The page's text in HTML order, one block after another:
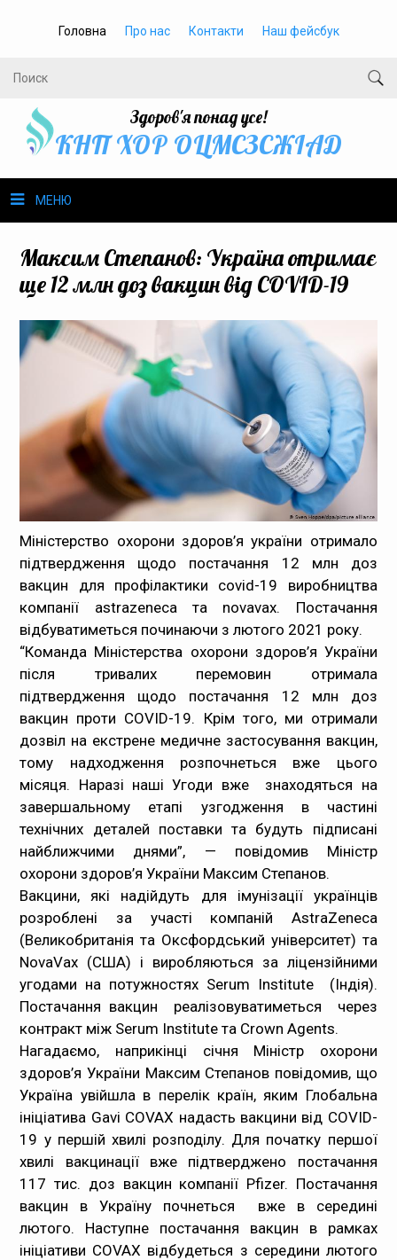
Головна Про нас Контакти Наш фейсбук
Здоров'я понад усе!
КНП ХОР ОЦМСЗСЖIАД
МЕНЮ
Громадське здоров’я
Безбар’єрність
Медпрацівникам
Статистика
Документи
Карта сайта
Максим Степанов: Україна отримає
ще 12 млн доз вакцин від COVID-19
Міністерство охорони здоров’я україни отримало
підтвердження щодо постачання 12 млн доз
вакцин для профілактики covid-19 виробництва
компанії astrazeneca та novavax. Постачання
відбуватиметься починаючи з лютого 2021 року.
“Команда Міністерства охорони здоров’я України
після тривалих перемовин отримала
підтвердження щодо постачання 12 млн доз
вакцин проти COVID-19. Крім того, ми отримали
дозвіл на екстрене медичне застосування вакцин,
тому надходження розпочнеться вже цього
місяця. Наразі наші Угоди вже знаходяться на
завершальному етапі узгодження в частині
технічних деталей поставки та будуть підписані
найближчими днями”, — повідомив Міністр
охорони здоров’я України Максим Степанов.
Вакцини, які надійдуть для імунізації українців
розроблені за участі компаній AstraZeneca
(Великобританія та Оксфордський університет) та
NovaVax (США) і виробляються за ліцензійними
угодами на потужностях Serum Institute (Індія).
Постачання вакцин реалізовуватиметься через
контракт між Serum Institute та Crown Agents.
Нагадаємо, наприкінці січня Міністр охорони
здоров’я України Максим Степанов повідомив, що
Україна увійшла в перелік країн, яким Глобальна
ініціатива Gavi COVAX надасть вакцини від COVID-
19 у першій хвилі розподілу. Для початку першої
хвилі вакцинації вже підтверджено постачання
117 тис. доз вакцин компанії Pfizer. Постачання
вакцин в Україну почнеться вже в середині
лютого. Наступне постачання вакцин в рамках
ініціативи COVAX відбудеться з середини лютого